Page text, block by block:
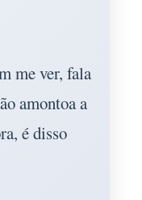
me ver, fala
amontoa a
é disso